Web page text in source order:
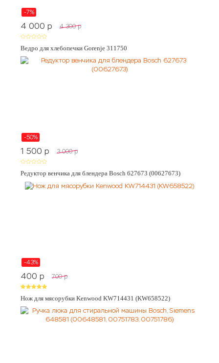
-7%
4 000 p 4 300 p
Ведро для хлебопечки Gorenje 311750
-50%
1 500 p 3 000 p
Редуктор венчика для блендера Bosch 627673 (00627673)
-43%
400 p 700 p
Нож для мясорубки Kenwood KW714431 (KW658522)